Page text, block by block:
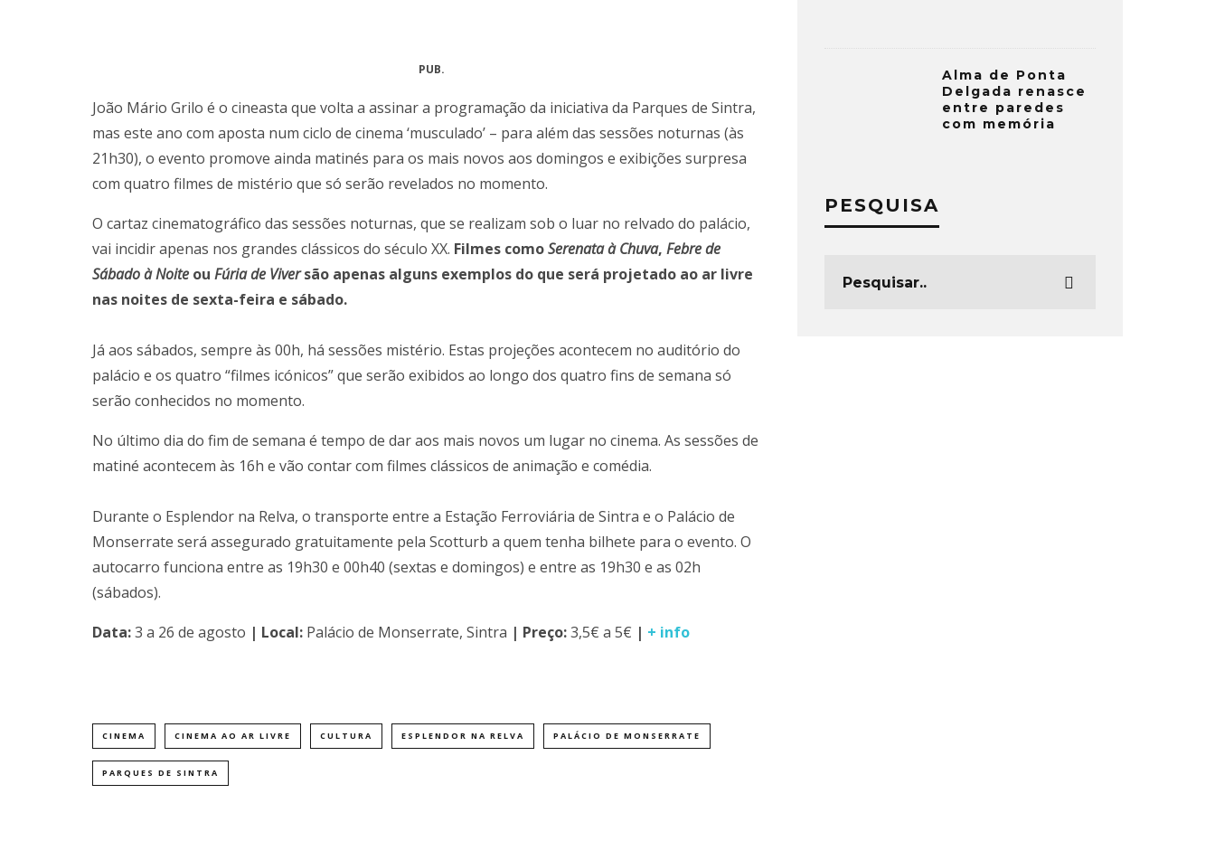
PUB.
João Mário Grilo é o cineasta que volta a assinar a programação da iniciativa da Parques de Sintra,
mas este ano com aposta num ciclo de cinema ‘musculado’ – para além das sessões noturnas (às
21h30), o evento promove ainda matinés para os mais novos aos domingos e exibições surpresa
com quatro filmes de mistério que só serão revelados no momento.
O cartaz cinematográfico das sessões noturnas, que se realizam sob o luar no relvado do palácio,
vai incidir apenas nos grandes clássicos do século XX. Filmes comoSerenata à Chuva, Febre de
Sábado à Noite ou Fúria de Viversão apenas alguns exemplos do que será projetado ao ar livre
nas noites de sexta-feira e sábado.
Já aos sábados, sempre às 00h, há sessões mistério. Estas projeções acontecem no auditório do
palácio e os quatro “filmes icónicos” que serão exibidos ao longo dos quatro fins de semana só
serão conhecidos no momento.
No último dia do fim de semana é tempo de dar aos mais novos um lugar no cinema. As sessões de
matiné acontecem às 16h e vão contar com filmes clássicos de animação e comédia.
Durante o Esplendor na Relva, o transporte entre a Estação Ferroviária de Sintra e o Palácio de
Monserrate será assegurado gratuitamente pela Scotturb a quem tenha bilhete para o evento. O
autocarro funciona entre as 19h30 e 00h40 (sextas e domingos) e entre as 19h30 e as 02h
(sábados).
Data:3 a 26 de agosto | Local: Palácio de Monserrate, Sintra | Preço:3,5€ a 5€ | + info
CINEMA CINEMA AO AR LIVRE CULTURA ESPLENDOR NA RELVA PALÁCIO DE MONSERRATE
PARQUES DE SINTRA
Alma de Ponta
Delgada renasce
entre paredes
com memória
PESQUISA